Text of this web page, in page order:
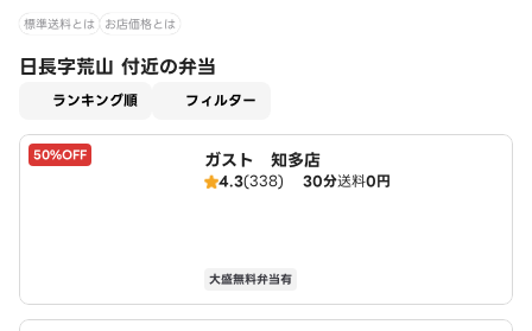
標準送料とは お店価格とは
日長字荒山 付近の弁当
ランキング順 フィルター
50%OFF ガスト 知多店
4.3(338) 30分送料0円
大盛無料弁当有